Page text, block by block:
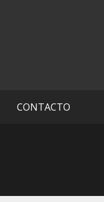
CONTACTO